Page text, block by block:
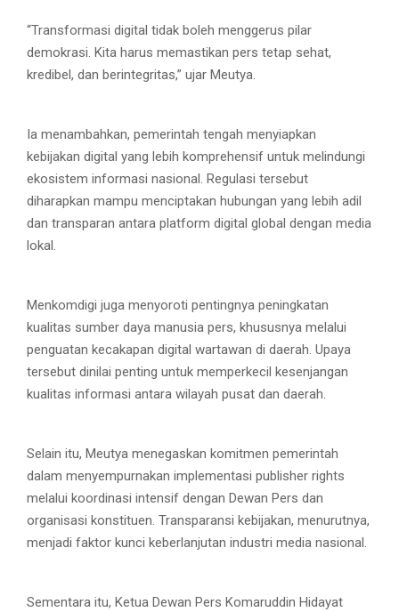
“Transformasi digital tidak boleh menggerus pilar
demokrasi. Kita harus memastikan pers tetap sehat,
kredibel, dan berintegritas,” ujar Meutya.
Ia menambahkan, pemerintah tengah menyiapkan
kebijakan digital yang lebih komprehensif untuk melindungi
ekosistem informasi nasional. Regulasi tersebut
diharapkan mampu menciptakan hubungan yang lebih adil
dan transparan antara platform digital global dengan media
lokal.
Menkomdigi juga menyoroti pentingnya peningkatan
kualitas sumber daya manusia pers, khususnya melalui
penguatan kecakapan digital wartawan di daerah. Upaya
tersebut dinilai penting untuk memperkecil kesenjangan
kualitas informasi antara wilayah pusat dan daerah.
Selain itu, Meutya menegaskan komitmen pemerintah
dalam menyempurnakan implementasi publisher rights
melalui koordinasi intensif dengan Dewan Pers dan
organisasi konstituen. Transparansi kebijakan, menurutnya,
menjadi faktor kunci keberlanjutan industri media nasional.
Sementara itu, Ketua Dewan Pers Komaruddin Hidayat